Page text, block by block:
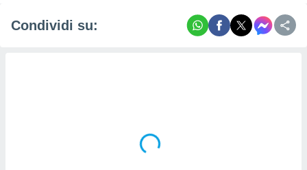
Condividi su: